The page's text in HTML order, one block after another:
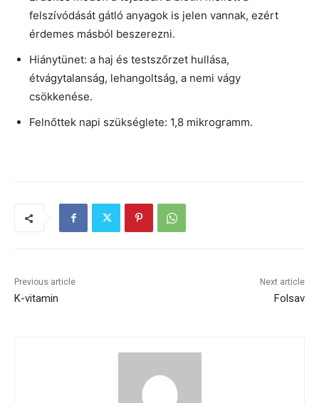
felszívódását gátló anyagok is jelen vannak, ezért
érdemes másból beszerezni.
Hiánytünet: a haj és testszőrzet hullása,
étvágytalanság, lehangoltság, a nemi vágy
csökkenése.
Felnőttek napi szükséglete: 1,8 mikrogramm.
Previous article
K-vitamin
Next article
Folsav